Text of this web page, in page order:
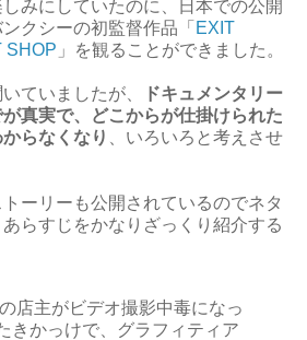
みにしていたのに、日本での公開
クシーの初監督作品「 EXIT
SHOP 」を観ることができました。
ていましたが、
ドキュメンタリー
真実で、どこからが仕掛けられた
らなくなり
、いろいろと考えさせ
ーリーも公開されているのでネタ
らすじをかなりざっくり紹介する
店主がビデオ撮影中毒になっ
きかっけで、グラフィティア